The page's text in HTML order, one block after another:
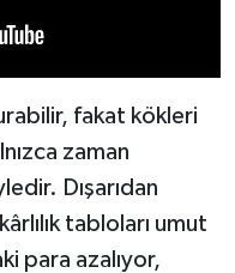
fakat kökleri
zaman
Dışarıdan
tabloları umut
para azalıyor,